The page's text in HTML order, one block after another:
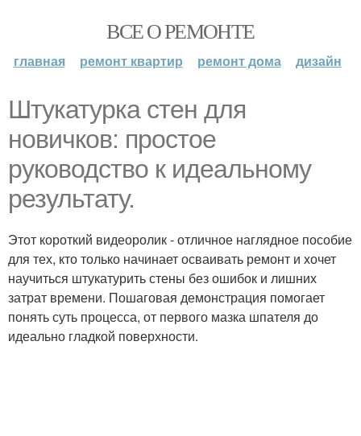
ВСЕ О РЕМОНТЕ
главная ремонт квартир ремонт дома дизайн
Штукатурка стен для
новичков: простое
руководство к идеальному
результату.
Этот короткий видеоролик - отличное наглядное пособие
для тех, кто только начинает осваивать ремонт и хочет
научиться штукатурить стены без ошибок и лишних
затрат времени. Пошаговая демонстрация помогает
понять суть процесса, от первого мазка шпателя до
идеально гладкой поверхности.